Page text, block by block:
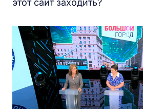
этот сайт заходить?